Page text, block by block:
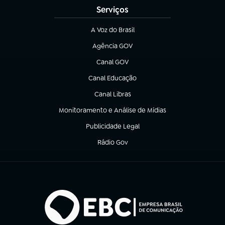
Serviços
A Voz do Brasil
(abre em nova aba)
Agência GOV
(abre em nova aba)
Canal GOV
(abre em nova aba)
Canal Educação
(abre em nova aba)
Canal Libras
(abre em nova aba)
Monitoramento e Análise de Mídias
(abre em nova aba)
Publicidade Legal
(abre em nova aba)
Rádio Gov
(abre em nova aba)